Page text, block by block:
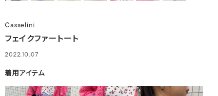
Casselini
フェイクファートート
2022.10.07
着用アイテム